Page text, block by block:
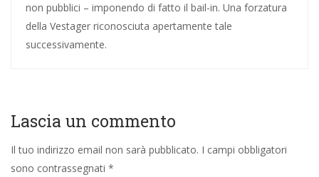
non pubblici – imponendo di fatto il bail-in. Una forzatura
della Vestager riconosciuta apertamente tale
successivamente.
Lascia un commento
Il tuo indirizzo email non sarà pubblicato. I campi obbligatori
sono contrassegnati *